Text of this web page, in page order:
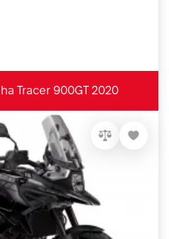
Tracer 900GT 2020